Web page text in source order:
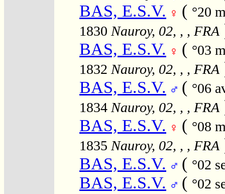
BAS, E.S.V.
( °20
1830 Nauroy, 02, , , FRA
BAS, E.S.V.
( °03
1832 Nauroy, 02, , , FRA
BAS, E.S.V.
( °06
1834 Nauroy, 02, , , FRA
BAS, E.S.V.
( °08
1835 Nauroy, 02, , , FRA
BAS, E.S.V.
( °02
BAS, E.S.V. ( °02